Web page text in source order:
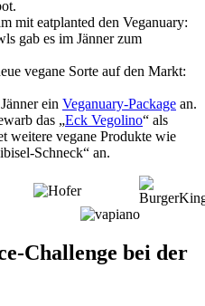
mit eatplanted den Veganuary:
gab es im Jänner zum
vegane Sorte auf den Markt:
ein Veganuary-Package an.
das „Eck Vegolino“ als
weitere vegane Produkte wie
Schneck“ an.
Challenge bei der